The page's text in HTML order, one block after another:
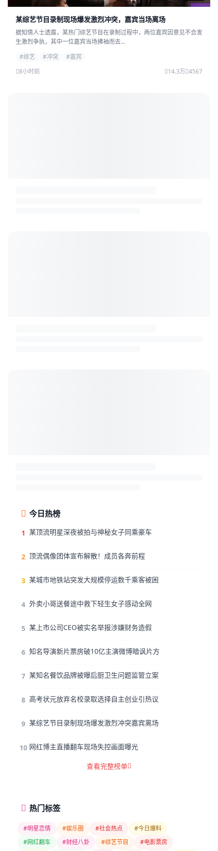
某综艺节目录制现场爆发激烈冲突，嘉宾当场离场
据知情人士透露，某热门综艺节目在录制过程中，两位嘉宾因意见不合发
生激烈争执，其中一位嘉宾当场拂袖而去...
#综艺
#冲突
#嘉宾
8小时前
14.3万 4567
今日热榜
1 某顶流明星深夜被拍与神秘女子同乘豪车
2 顶流偶像团体宣布解散！成员各奔前程
3 某城市地铁站突发大规模停运数千乘客被困
4 外卖小哥送餐途中救下轻生女子感动全网
5 某上市公司CEO被实名举报涉嫌财务造假
6 知名导演新片票房破10亿主演微博暗讽片方
7 某知名餐饮品牌被曝后厨卫生问题监管立案
8 高考状元放弃名校录取选择自主创业引热议
9 某综艺节目录制现场爆发激烈冲突嘉宾离场
10 网红博主直播翻车现场失控画面曝光
查看完整榜单
热门标签
#明星恋情 #娱乐圈 #社会热点
#今日爆料
#网红翻车
#财经八卦 #综艺节目
#电影票房